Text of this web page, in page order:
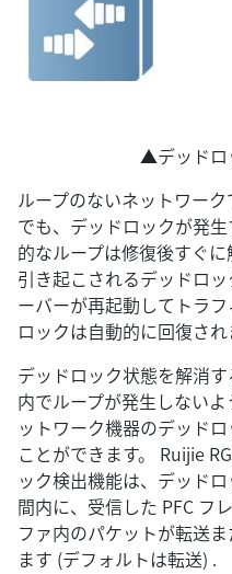
▲デッドロ
ループのないネットワー
でも、デッドロックが発
的なループは修復後すぐ
引き起こされるデッドロ
ーバーが再起動してトラ
ロックは自動的に回復され
デッドロック状態を解消
内でループが発生しない
ットワーク機器のデッド
ことができます。 Ruijie
ック検出機能は、デッド
間内に、受信した PFC フ
ファ内のパケットが転送
ます (デフォルトは転送) .